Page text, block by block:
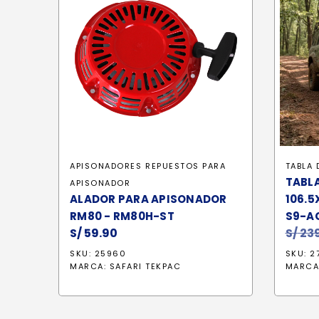
APISONADORES REPUESTOS PARA
APISONADOR
ALADOR PARA APISONADOR
RM80 - RM80H-ST
S/59.90
SKU: 25960
MARCA: SAFARI TEKPAC
TABLA
S9-
S/
SKU: